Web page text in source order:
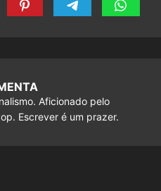
Aficionado pelo
Escrever é um prazer.